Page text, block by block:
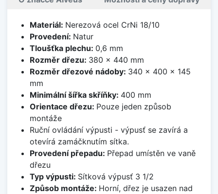
Materiál: Nerezová ocel CrNi 18/10
Provedení: Natur
Tloušťka plechu: 0,6 mm
Rozměr dřezu: 380 x 440 mm
Rozměr dřezové nádoby: 340 x 400 x 145
mm
Minimální šířka skříňky: 400 mm
Orientace dřezu: Pouze jeden způsob
montáže
Ruční ovládání výpusti - výpusť se zavírá a
otevírá zamáčknutím sítka.
Provedení přepadu: Přepad umístěn ve vaně
dřezu
Typ výpusti: Sítková výpusť 3 1/2
Způsob montáže: Horní, dřez je usazen nad